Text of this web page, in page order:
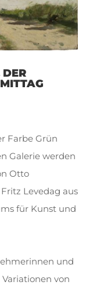
Farbe Grün
Galerie werden
Otto
Levedag aus
für Kunst und
und
von